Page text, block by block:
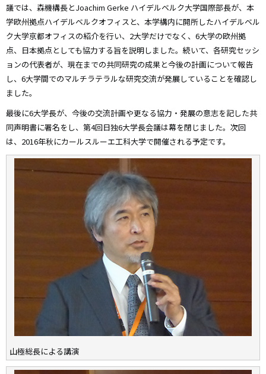
議では、森機構長とJoachim Gerke ハイデルベルク大学国際部長が、本
学欧州拠点ハイデルベルクオフィスと、本学構内に開所したハイデルベル
ク大学京都オフィスの紹介を行い、2大学だけでなく、6大学の欧州拠
点、日本拠点としても協力する旨を説明しました。続いて、各研究セッシ
ョンの代表者が、現在までの共同研究の成果と今後の計画について報告
し、6大学間でのマルチラテラルな研究交流が発展していることを確認し
ました。
最後に6大学長が、今後の交流計画や更なる協力・発展の意志を記した共
同声明書に署名をし、第4回日独6大学長会議は幕を閉じました。次回
は、2016年秋にカールスルーエ工科大学で開催される予定です。
山極総長による講演